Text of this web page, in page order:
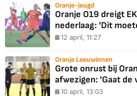
Oranje-jeugd
Oranje O19 dreigt
nederlaag: 'Dit
12 april, 11:27
Oranje Leeuwinnen
Grote onrust bij
afwezigen: 'Gaat de
10 april, 13:03